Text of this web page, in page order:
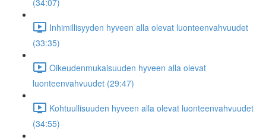
(34:07)
Inhimillisyyden hyveen alla olevat luonteenvahvuudet
(33:35)
Oikeudenmukaisuuden hyveen alla olevat
luonteenvahvuudet (29:47)
Kohtuullisuuden hyveen alla olevat luonteenvahvuudet
(34:55)